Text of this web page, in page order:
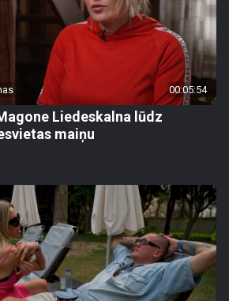
00:05:54
Liedeskalna lūdz
maiņu